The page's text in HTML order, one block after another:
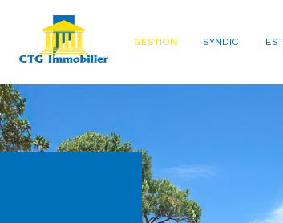
GESTION SYNDIC
BUDGET
VOIR LES10ANNONCES